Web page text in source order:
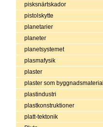
pisksnärtskador
pistolskytte
planetarier
planeter
planetsystemet
plasmafysik
plaster
plaster som byggnadsmaterial
plastindustri
plastkonstruktioner
platt-tektonik